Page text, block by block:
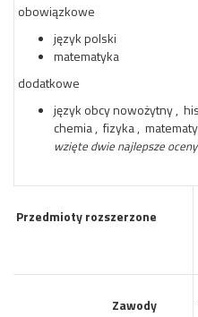
obowiązkowe
język polski
matematyka
dodatkowe
język obcy nowożytny ,
chemia , fizyka ,
wzięte dwie najlepsze
Przedmioty rozszerzone
Zawody